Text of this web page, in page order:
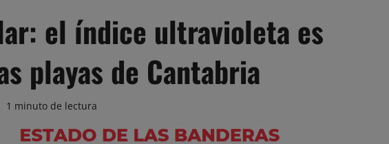
el índice ultravioleta es
playas de Cantabria
1 minuto de lectura